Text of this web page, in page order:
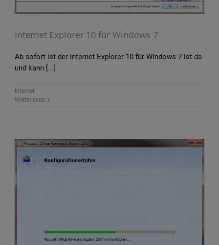
Internet Explorer 10 für Windows 7
Ab sofort ist der Internet Explorer 10 für Windows 7 ist da
und kann [...]
Internet
Weiterlesen